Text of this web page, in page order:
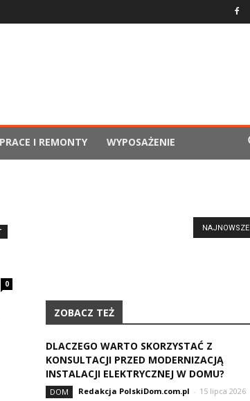
PRACE I REMONTY WYPOSAŻENIE
NAJNOWSZE
0
ZOBACZ TEŻ
DLACZEGO WARTO SKORZYSTAĆ Z
KONSULTACJI PRZED MODERNIZACJĄ
INSTALACJI ELEKTRYCZNEJ W DOMU?
DOM Redakcja PolskiDom.com.pl - 15 lipca 2026